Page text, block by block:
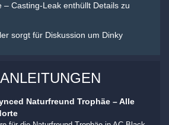
– Casting-Leak enthüllt Details zu
sorgt für Diskussion um Dinky
Naturfreund Trophäe – Alle